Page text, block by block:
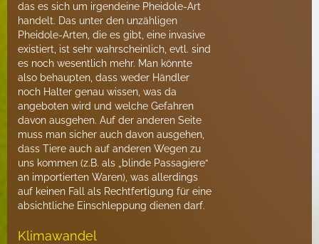
das es sich um irgendeine Pheidole-Art
handelt. Das unter den unzähligen
Pheidole-Arten, die es gibt, eine invasive
existiert, ist sehr wahrscheinlich, evtl. sind
es noch wesentlich mehr. Man könnte
also behaupten, dass weder Händler
noch Halter genau wissen, was da
angeboten wird und welche Gefahren
davon ausgehen. Auf der anderen Seite
muss man sicher auch davon ausgehen,
dass Tiere auch auf anderen Wegen zu
uns kommen (z.B. als „blinde Passagiere“
an importierten Waren), was allerdings
auf keinen Fall als Rechtfertigung für eine
absichtliche Einschleppung dienen darf.
Klimawandel